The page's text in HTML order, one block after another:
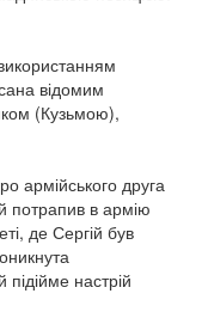
відомим
(Кузьмою),
армійського друга
потрапив в армію
де Сергій був
настрій